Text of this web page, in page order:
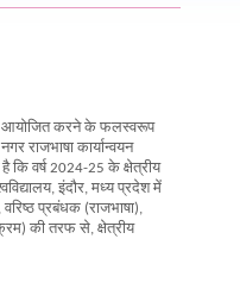
आयोजित करने के फलस्वरूप
राजभाषा कार्यान्वयन
कि वर्ष 2024-25 के क्षेत्रीय
इंदौर, मध्य प्रदेश में
प्रबंधक (राजभाषा),
की तरफ से, क्षेत्रीय